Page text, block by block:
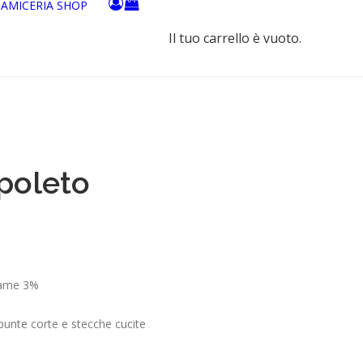
SHOP
Il tuo carrello è vuoto.
3%
corte e stecche cucite